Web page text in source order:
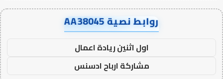
روابط نصية AA38045
اول اثنين ريادة اعمال
مشاركة ارباح ادسنس